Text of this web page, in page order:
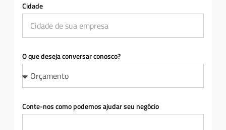
Cidade
O que deseja conversar conosco?
Conte-nos como podemos ajudar seu negócio